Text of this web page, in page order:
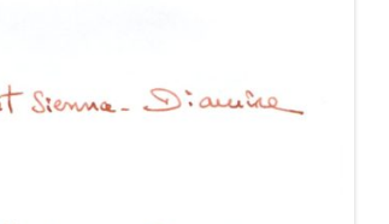
CONWAY STEWART COMPARATIFS ORANGES